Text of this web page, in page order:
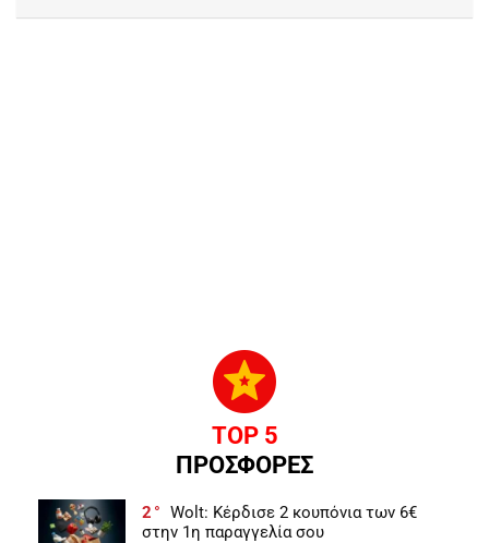
TOP 5
ΠΡΟΣΦΟΡΕΣ
2
Wolt: Κέρδισε 2 κουπόνια των 6€
στην 1η παραγγελία σου